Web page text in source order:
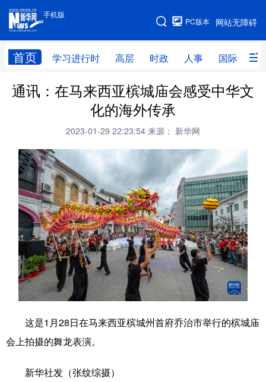
手机版
网站无障碍
PC版本
首页 学习进行时 高层 时政 人事 国际 财
手机版
网站地图
学习进行时 高层 时政 人事
财经 网评
全球连线
科技 科创 体育
文化 书画 健康 军事
访谈 视频 图片 政务
法律 中央文件 金融 汽车
食品 人居 信息化 数字经济
学术中国 乡村振兴 银龄 溯源中国
彩票
通讯：在马来西亚槟城庙会感受中华文
化的海外传承
2023-01-29 22:23:54 来源： 新华网
这是1月28日在马来西亚槟城州首府乔治市举行的槟城庙
会上拍摄的舞龙表演。
新华社发（张纹综摄）